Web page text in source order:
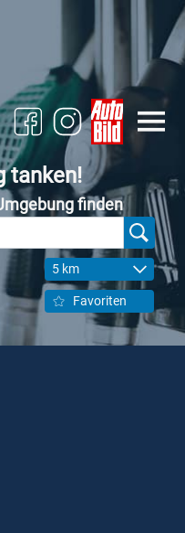
tanken!
finden
5 km
Favoriten